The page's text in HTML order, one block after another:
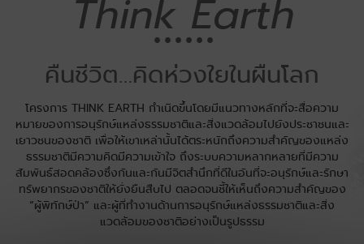
คืนชีวิต…คิดห่วงใยในผืนโลก
โครงการ THINK EARTH กำเนิดขึ้นโดยมีแนวทางหลักที่จะสื่อความ
หมายของการอนุรักษ์แหล่งธรรมชาติและสิ่งแวดล้อมไปยังประชาชนและ
เยาวชนของชาติ เพื่อให้เขาเหล่านั้นได้ตระหนักถึงความสำคัญของแหล่ง
ธรรมชาติมีความคิดมีความเข้าใจ ถึงระบบความหลากหลายที่มีความ
สัมพันธ์สอดคล้องซึ่งกันและกันมีจิตสำนึกที่ดีในอันที่จะอนุรักษ์และรักษา
ทรัพยากรของชาติให้ยั่งยืนสืบไป ตลอดจนชี้ให้เห็นถึงความสำคัญของ
“ผู้พิทักษ์ป่า” และผู้ที่ทำงานด้านการอนุรักษ์แหล่งธรรมชาติและสิ่ง
แวดล้อมของชาติอย่างเป็นรูปธรรม